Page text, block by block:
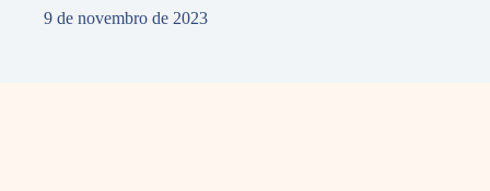
9 de novembro de 2023